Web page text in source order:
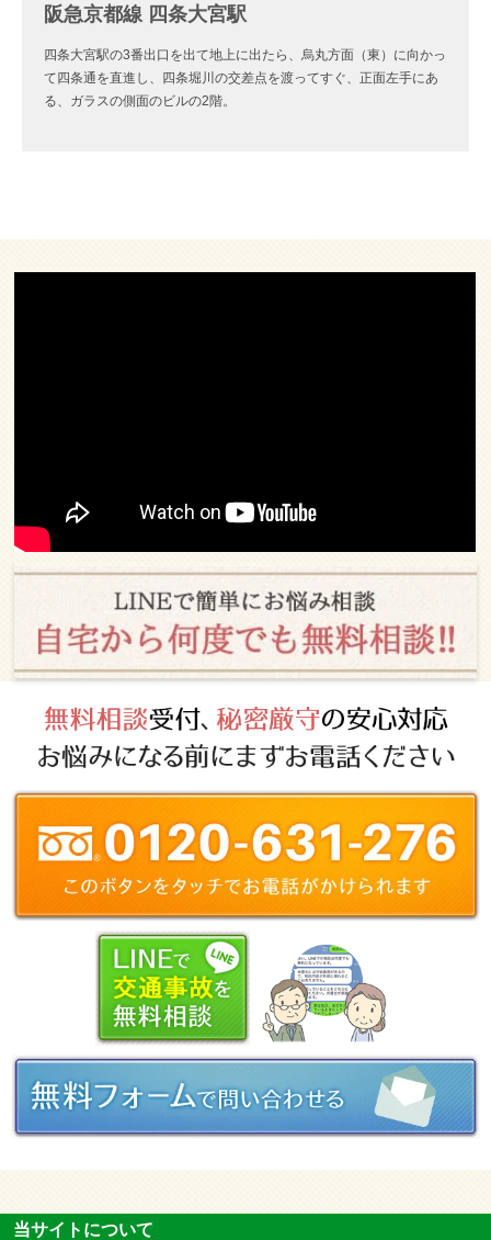
阪急京都線 四条大宮駅
四条大宮駅の3番出口を出て地上に出たら、烏丸方面（東）に向かっ
て四条通を直進し、四条堀川の交差点を渡ってすぐ、正面左手にあ
る、ガラスの側面のビルの2階。
当サイトについて